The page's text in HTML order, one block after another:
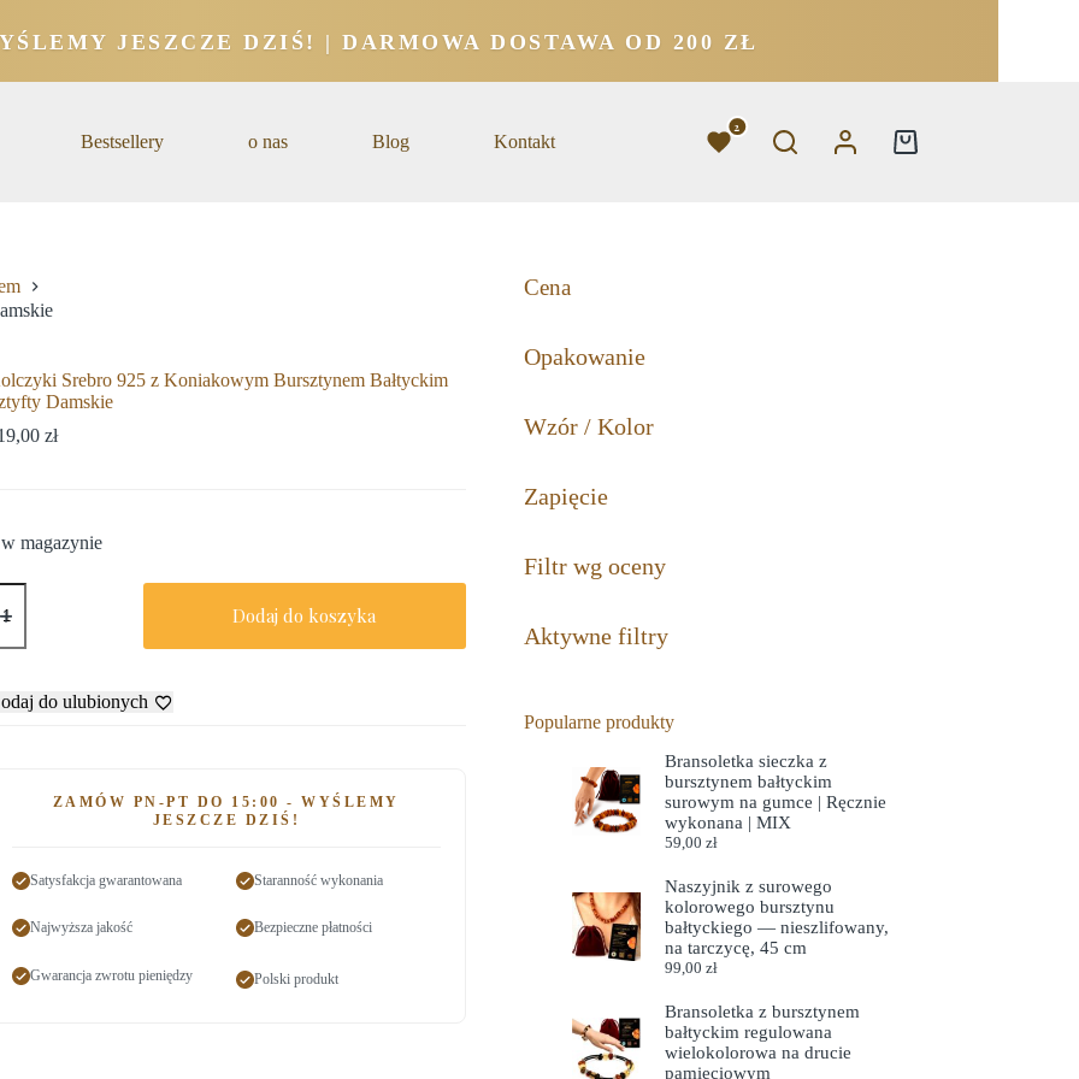
JESZCZE DZIŚ! | DARMOWA DOSTAWA OD 200 ZŁ
Bestsellery o nas Blog Kontakt
2
Srebro 925 z Koniakowym Bursztynem Bałtyckim
Damskie
zł
magazynie
Dodaj do koszyka
do ulubionych
ZAMÓW PN-PT DO 15:00 - WYŚLEMY
JESZCZE DZIŚ!
Satysfakcja gwarantowana Staranność wykonania
Najwyższa jakość Bezpieczne płatności
Gwarancja zwrotu pieniędzy Polski produkt
Cena
Opakowanie
Wzór / Kolor
Zapięcie
Filtr wg oceny
Aktywne filtry
Popularne produkty
Bransoletka sieczka z
bursztynem bałtyckim
surowym na gumce | Ręcznie
wykonana | MIX
59,00zł
Naszyjnik z surowego
kolorowego bursztynu
bałtyckiego — nieszlifowany,
na tarczycę, 45 cm
99,00zł
Bransoletka z bursztynem
bałtyckim regulowana
wielokolorowa na drucie
pamięciowym